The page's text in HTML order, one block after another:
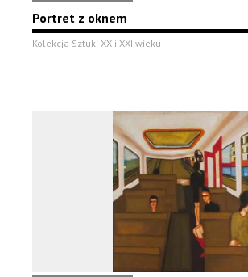
Portret z oknem
Kolekcja Sztuki XX i XXI wieku